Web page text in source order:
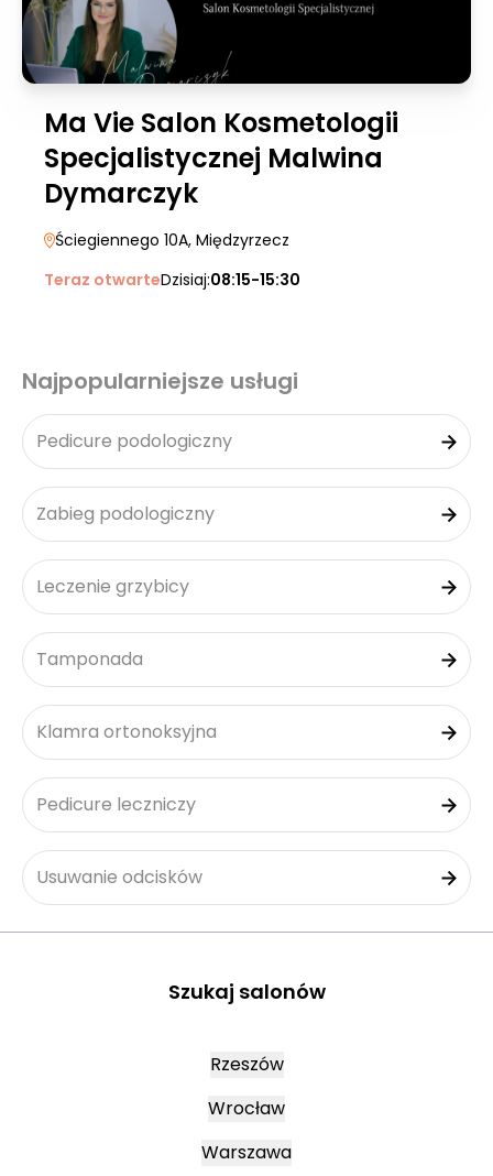
Ma Vie Salon Kosmetologii
Specjalistycznej Malwina
Dymarczyk
Ściegiennego 10A, Międzyrzecz
Teraz otwarteDzisiaj:08:15-15:30
Najpopularniejsze usługi
Pedicure podologiczny
Zabieg podologiczny
Leczenie grzybicy
Tamponada
Klamra ortonoksyjna
Pedicure leczniczy
Usuwanie odcisków
Szukaj salonów
Rzeszów
Wrocław
Warszawa